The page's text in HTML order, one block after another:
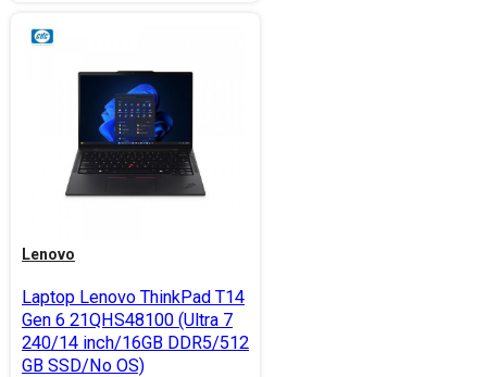
Lenovo
Laptop Lenovo ThinkPad T14
Gen 6 21QHS48100 (Ultra 7
240/14 inch/16GB DDR5/512
GB SSD/No OS)